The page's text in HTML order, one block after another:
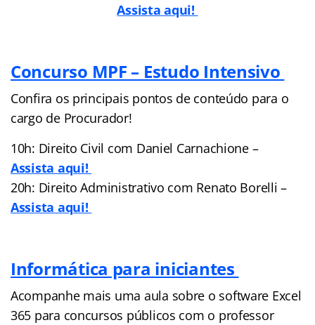
Assista aqui!
Concurso MPF – Estudo Intensivo
Confira os principais pontos de conteúdo para o
cargo de Procurador!
10h: Direito Civil com Daniel Carnachione –
Assista aqui!
20h: Direito Administrativo com Renato Borelli –
Assista aqui!
Informática para iniciantes
Acompanhe mais uma aula sobre o software Excel
365 para concursos públicos com o professor